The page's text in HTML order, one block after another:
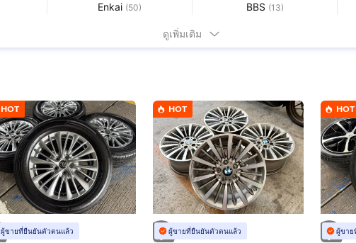
Enkai (50) BBS (13)
อื่นๆ (376)
ดูเพิ่มเติม
HOT
ผู้ขายที่ยืนยันตัวตนแล้ว
HOT
ผู้ขายที่ยืนยันตัวตนแล้ว
HOT
ผู้ขาย